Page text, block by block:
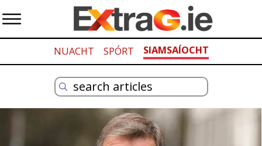
NUACHT SPÓRT SIAMSAÍOCHT